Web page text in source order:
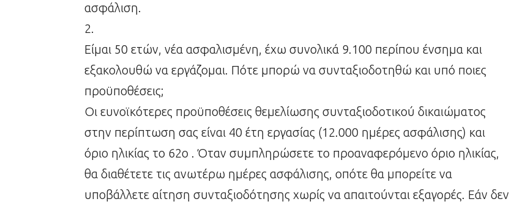
ασφάλιση.
2.
Είμαι 50 ετών, νέα ασφαλισμένη, έχω συνολικά 9.100 περίπου ένσημα και
εξακολουθώ να εργάζομαι. Πότε μπορώ να συνταξιοδοτηθώ και υπό ποιες
προϋποθέσεις;
Οι ευνοϊκότερες προϋποθέσεις θεμελίωσης συνταξιοδοτικού δικαιώματος
στην περίπτωση σας είναι 40 έτη εργασίας (12.000 ημέρες ασφάλισης) και
όριο ηλικίας το 62ο . Όταν συμπληρώσετε το προαναφερόμενο όριο ηλικίας,
θα διαθέτετε τις ανωτέρω ημέρες ασφάλισης, οπότε θα μπορείτε να
υποβάλλετε αίτηση συνταξιοδότησης χωρίς να απαιτούνται εξαγορές. Εάν δεν